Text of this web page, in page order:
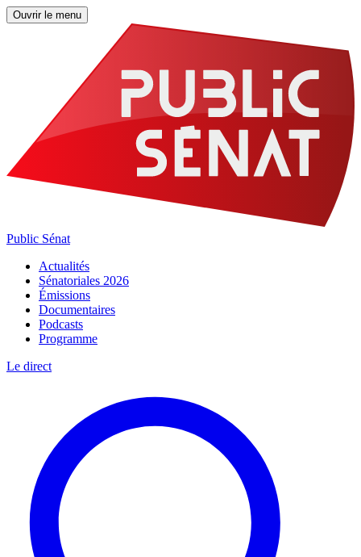
Ouvrir le menu
Public Sénat
Actualités
Sénatoriales 2026
Émissions
Documentaires
Podcasts
Programme
Le direct